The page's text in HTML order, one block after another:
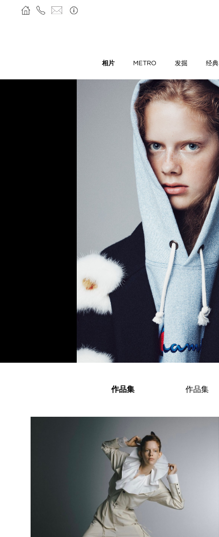
相片 METRO 发掘 经典
作品集 作品集